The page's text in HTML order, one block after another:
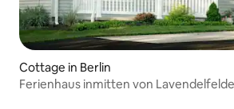
Cottage in Berlin
Ferienhaus inmitten von